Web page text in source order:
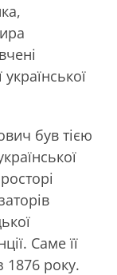
був тією
Саме її
1876 року.